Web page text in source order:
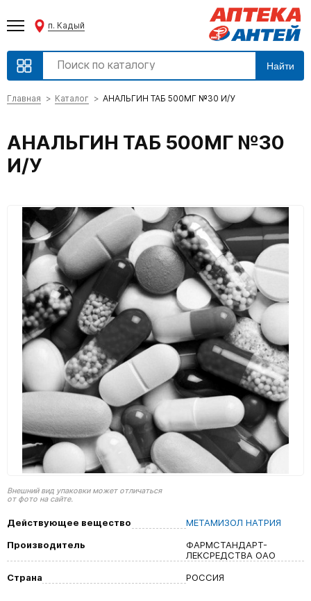
п. Кадый
Найти
Главная Каталог АНАЛЬГИН ТАБ 500МГ №30 И/У
АНАЛЬГИН ТАБ 500МГ №30
И/У
Внешний вид упаковки может отличаться
от фото на сайте.
Действующее вещество
МЕТАМИЗОЛ НАТРИЯ
Производитель
ФАРМСТАНДАРТ-
ЛЕКСРЕДСТВА ОАО
Страна
РОССИЯ